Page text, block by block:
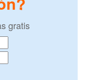
gratis